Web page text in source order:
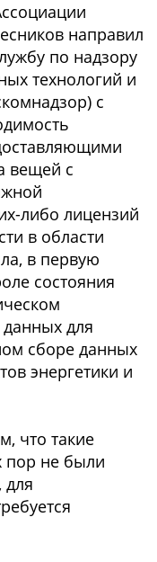
направил
по надзору
технологий и
с
вещей с
либо лицензий
в области
в первую
состояния
для
сборе данных
энергетики и
что такие
пор не были
для